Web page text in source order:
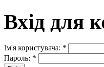
Вхід для
Ім'я користувача: *
Пароль: *